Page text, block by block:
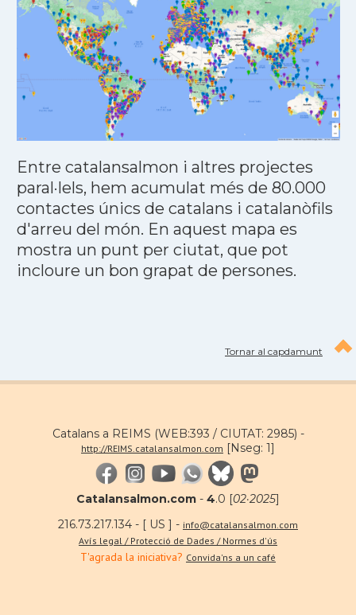
Entre catalansalmon i altres projectes
paral·lels, hem acumulat més de 80.000
contactes únics de catalans i catalanòfils
d'arreu del món. En aquest mapa es
mostra un punt per ciutat, que pot
incloure un bon grapat de persones.
Tornar al capdamunt
Catalans a REIMS (WEB:393 / CIUTAT: 2985) -
http://REIMS.catalansalmon.com [Nseg: 1]
Catalansalmon.com - 4.0 [02·2025]
216.73.217.134 - [ US ] - info@catalansalmon.com
Avís legal / Protecció de Dades / Normes d'ús
T'agrada la iniciativa? Convida'ns a un café